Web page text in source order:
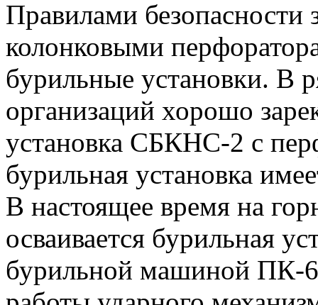
Правилами
колонковыми
бурильные установки. В
организаций хорошо
установка СБКНС-2 с
бурильная установка
В настоящее время на
осваивается бурильная
бурильной машиной ПК-